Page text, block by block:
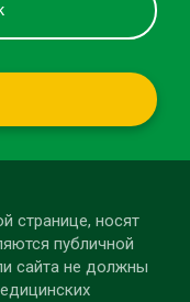
странице, носят
публичной
сайта не должны